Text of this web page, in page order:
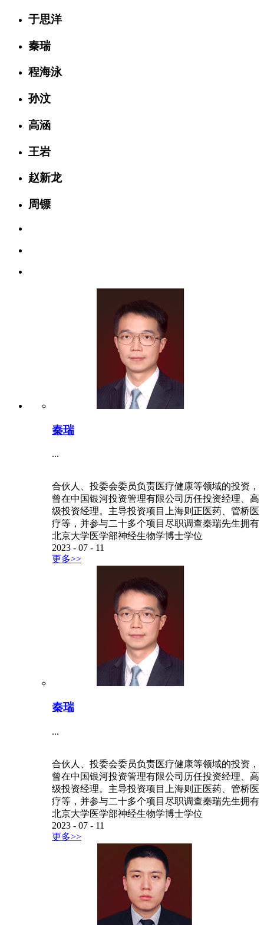
于思洋
秦瑞
程海泳
孙汶
高涵
王岩
赵新龙
周镖
秦瑞
...
合伙人、投委会委员负责医疗健康等领域的投资，
曾在中国银河投资管理有限公司历任投资经理、高
级投资经理。主导投资项目上海则正医药、管桥医
疗等，并参与二十多个项目尽职调查秦瑞先生拥有
北京大学医学部神经生物学博士学位
2023 - 07 - 11
更多>>
秦瑞
...
合伙人、投委会委员负责医疗健康等领域的投资，
曾在中国银河投资管理有限公司历任投资经理、高
级投资经理。主导投资项目上海则正医药、管桥医
疗等，并参与二十多个项目尽职调查秦瑞先生拥有
北京大学医学部神经生物学博士学位
2023 - 07 - 11
更多>>